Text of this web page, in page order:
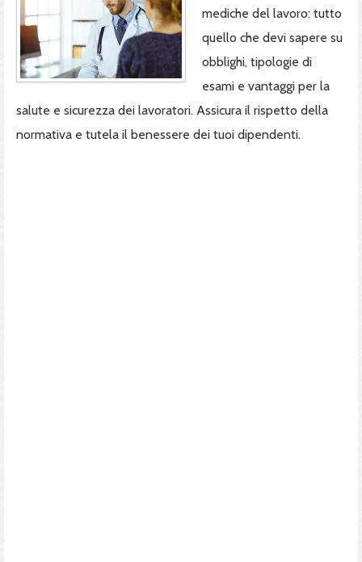
mediche del lavoro: tutto
quello che devi sapere su
obblighi, tipologie di
esami e vantaggi per la
salute e sicurezza dei lavoratori. Assicura il rispetto della
normativa e tutela il benessere dei tuoi dipendenti.